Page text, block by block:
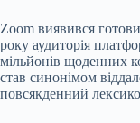
Zoom виявився
року аудиторія
мільйонів щоденних
став синонімом
повсякденний